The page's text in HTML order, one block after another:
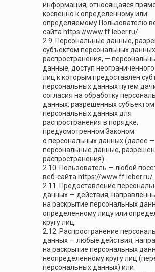
информация, относящаяся
косвенно к определенному или
определяемому Пользователю
сайта https://www.ff.leber.ru/.
2.9. Персональные данные,
субъектом персональных
распространения, —
данные, доступ неограниченного
лиц к которым предоставлен
персональных данных путем
согласия на обработку
данных, разрешенных субъектом
персональных данных для
распространения в порядке,
предусмотренном Законом
о персональных данных (далее —
персональные данные,
распространения).
2.10. Пользователь — любой
веб-сайта https://www.ff.leber.ru/.
2.11. Предоставление
данных — действия,
на раскрытие персональных
определенному лицу или
кругу лиц.
2.12. Распространение
данных — любые действия,
на раскрытие персональных
неопределенному кругу лиц
персональных данных) или